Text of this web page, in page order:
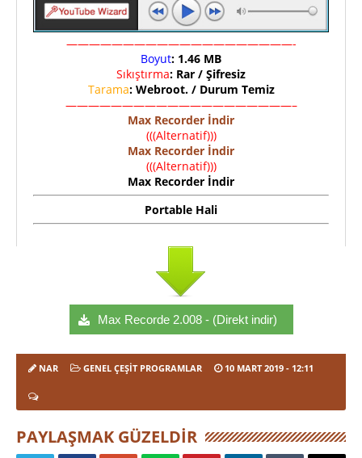
————————————————————-
Boyut: 1.46 MB
Sıkıştırma: Rar / Şifresiz
Tarama: Webroot. / Durum Temiz
————————————————————–
Max Recorder İndir
(((Alternatif)))
Max Recorder İndir
(((Alternatif)))
Max Recorder İndir
Portable Hali
Max Recorde 2.008 - (Direkt indir)
NAR GENEL ÇEŞIT PROGRAMLAR 10 MART 2019 - 12:11
PAYLAŞMAK GÜZELDIR